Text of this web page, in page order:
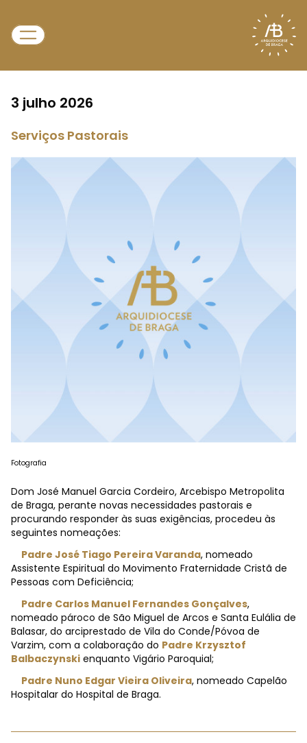
3 julho 2026
Serviços Pastorais
Fotografia
Dom José Manuel Garcia Cordeiro, Arcebispo Metropolita
de Braga, perante novas necessidades pastorais e
procurando responder às suas exigências, procedeu às
seguintes nomeações:
Padre José Tiago Pereira Varanda, nomeado
Assistente Espiritual do Movimento Fraternidade Cristã de
Pessoas com Deficiência;
Padre Carlos Manuel Fernandes Gonçalves,
nomeado pároco de São Miguel de Arcos e Santa Eulália de
Balasar, do arciprestado de Vila do Conde/Póvoa de
Varzim, com a colaboração do Padre Krzysztof
Balbaczynski enquanto Vigário Paroquial;
Padre Nuno Edgar Vieira Oliveira, nomeado Capelão
Hospitalar do Hospital de Braga.